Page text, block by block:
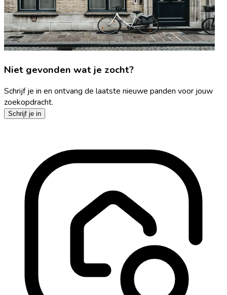
Niet gevonden wat je zocht?
Schrijf je in en ontvang de laatste nieuwe panden voor jouw
zoekopdracht.
Schrijf je in